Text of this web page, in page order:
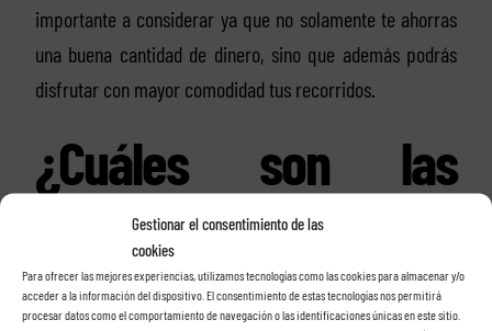
Gestionar el consentimiento de las
cookies
Para ofrecer las mejores experiencias, utilizamos tecnologías como las cookies para almacenar y/o
acceder a la información del dispositivo. El consentimiento de estas tecnologías nos permitirá
procesar datos como el comportamiento de navegación o las identificaciones únicas en este sitio.
importante a considerar ya que no solamente te ahorras
una buena cantidad de dinero, sino que además podrás
disfrutar con mayor comodidad tus recorridos.
¿Cuáles son las
opciones
disponibles?